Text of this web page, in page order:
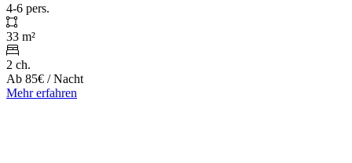
4-6 pers.
33 m²
2 ch.
Ab 85€ / Nacht
Mehr erfahren